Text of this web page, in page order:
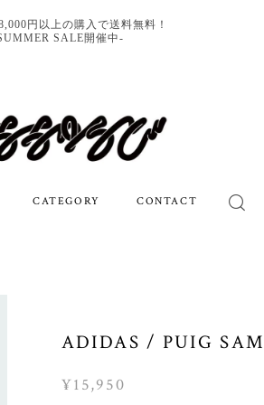
円以上の購入で送料無料！
SALE開催中-
CATEGORY CONTACT
ADIDAS / PUIG
¥15,950